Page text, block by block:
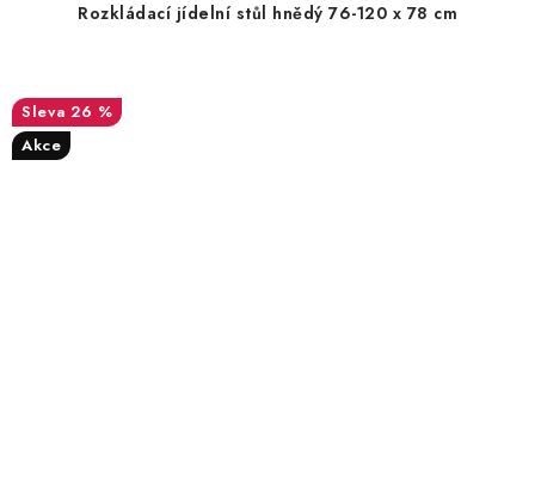
Rozkládací jídelní stůl hnědý 76-120 x 78 cm
26 %
Akce